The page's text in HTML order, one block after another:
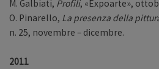
M. Galbiati, Profili, «Expoarte»,
O. Pinarello, La presenza della
n. 25, novembre – dicembre.
2011